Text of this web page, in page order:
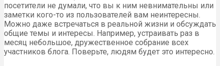
посетители не думали, что вы к ним невнимательны или
заметки кого-то из пользователей вам неинтересны.
Можно даже встречаться в реальной жизни и обсуждать
общие темы и интересы. Например, устраивать раз в
месяц небольшое, дружественное собрание всех
участников блога. Поверьте, людям будет это интересно.